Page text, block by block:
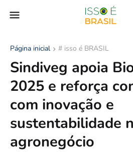
Página inicial # isso é BRASIL
Sindiveg apoia
2025 e reforça
com inovação e
sustentabilidade
agronegócio